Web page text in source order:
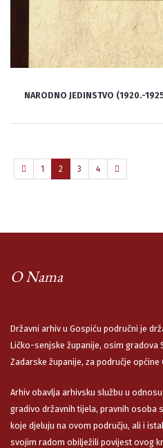
NARODNO JEDINSTVO (1920.-
1 2 3 4
O Nama
Državni arhiv u Gospiću područni je
Ličko-senjske županije, osim gradova
Zadarske županije, za područje općine
Arhiv obavlja arhivsku službu u
gradivo državnih tijela, pravnih osoba
koje djeluju na ovom području, ali i
svojim radom obilježili povijest ovog